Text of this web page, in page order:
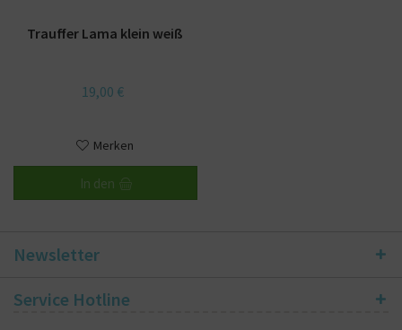
Trauffer Lama klein weiß
19,00 €
Merken
In den
Newsletter
Service Hotline